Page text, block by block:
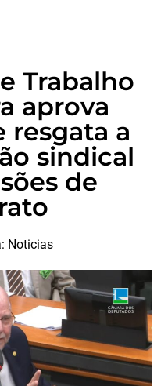
Trabalho
aprova
resgata a
sindical
de
Noticias